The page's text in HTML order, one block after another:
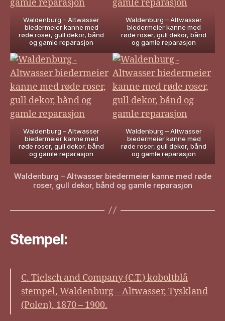
Waldenburg – Altwasser
biedermeier kanne med
røde roser, gull dekor, bånd
og gamle reparasjon
Waldenburg – Altwasser
biedermeier kanne med
røde roser, gull dekor, bånd
og gamle reparasjon
Waldenburg – Altwasser
biedermeier kanne med
røde roser, gull dekor, bånd
og gamle reparasjon
Waldenburg – Altwasser
biedermeier kanne med
røde roser, gull dekor, bånd
og gamle reparasjon
Waldenburg – Altwasser biedermeier kanne med røde
roser, gull dekor, bånd og gamle reparasjon
Stempel:
C. Tielsch and Company (C.T.) koboltblå
stempel, Waldenburg – Altwasser, Tyskland
(Polen). 1870 – 1900.